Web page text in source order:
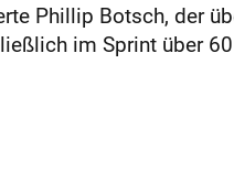
Phillip Botsch, der
im Sprint über